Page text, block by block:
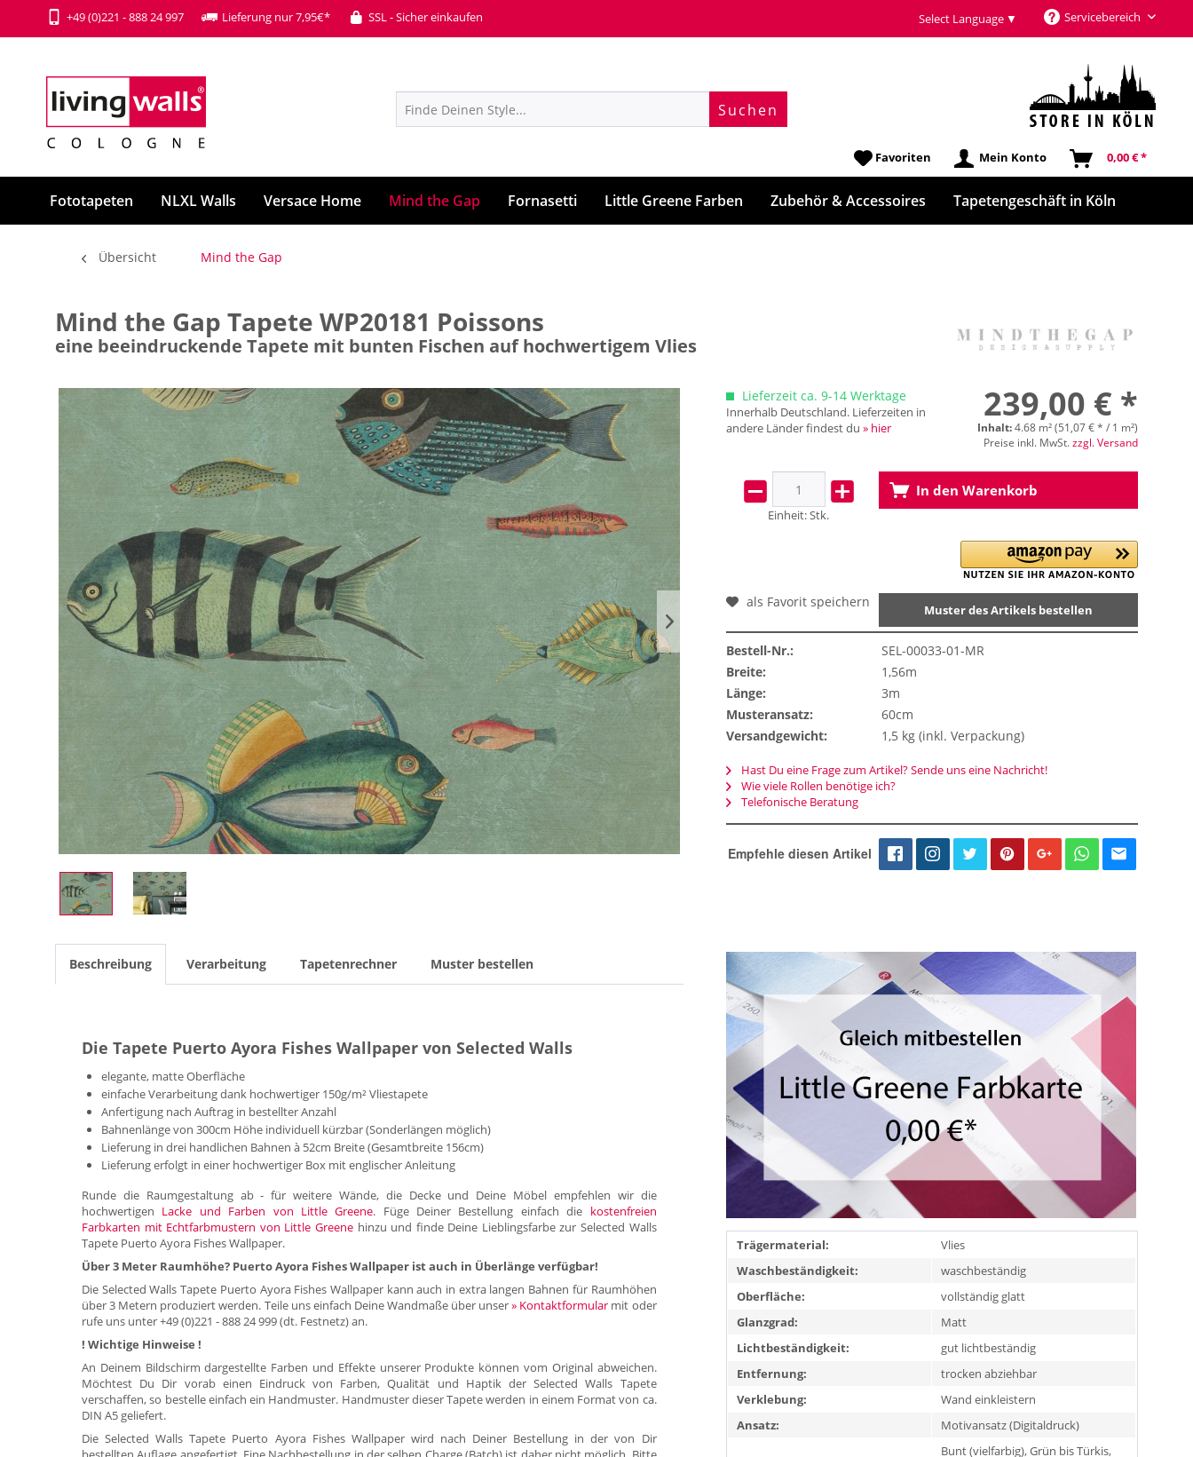
+49 (0)221 - 888 24 997 Lieferung nur 7,95€* SSL - Sicher einkaufen Servicebereich
Select Language ▼
Suchen
Favoriten Mein Konto 0,00 € *
Fototapeten NLXL Walls Versace Home Mind the Gap Fornasetti Little Greene Farben Zubehör & Accessoires Tapetengeschäft in Köln
Übersicht Mind the Gap
Mind the Gap Tapete WP20181 Poissons
eine beeindruckende Tapete mit bunten Fischen auf hochwertigem Vlies
Lieferzeit ca. 9-14 Werktage
Innerhalb Deutschland. Lieferzeiten in
andere Länder findest du» hier
239,00 € *
Inhalt:4.68 m² (51,07 € * / 1 m²)
Preise inkl. MwSt.zzgl. Versand
Einheit:Stk.
In den Warenkorb
Muster des Artikels bestellen
als Favorit speichern
Bestell-Nr.:
SEL-00033-01-MR
Breite:
1,56m
Länge:
3m
Musteransatz:
60cm
Versandgewicht:
1,5 kg (inkl. Verpackung)
Hast Du eine Frage zum Artikel? Sende uns eine Nachricht!
Wie viele Rollen benötige ich?
Telefonische Beratung
Empfehle diesen Artikel
Trägermaterial:
Vlies
Waschbeständigkeit:
waschbeständig
Oberfläche:
vollständig glatt
Glanzgrad:
Matt
Lichtbeständigkeit:
gut lichtbeständig
Entfernung:
trocken abziehbar
Verklebung:
Wand einkleistern
Ansatz:
Motivansatz (Digitaldruck)
Bunt (vielfarbig), Grün bis Türkis,
Beschreibung Verarbeitung Tapetenrechner Muster bestellen
Die Tapete Puerto Ayora Fishes Wallpaper von Selected Walls
elegante, matte Oberfläche
einfache Verarbeitung dank hochwertiger 150g/m² Vliestapete
Anfertigung nach Auftrag in bestellter Anzahl
Bahnenlänge von 300cm Höhe individuell kürzbar (Sonderlängen möglich)
Lieferung in drei handlichen Bahnen à 52cm Breite (Gesamtbreite 156cm)
Lieferung erfolgt in einer hochwertiger Box mit englischer Anleitung
Runde die Raumgestaltung ab - für weitere Wände, die Decke und Deine Möbel empfehlen wir die
hochwertigen Lacke und Farben von Little Greene. Füge Deiner Bestellung einfach die kostenfreien
Farbkarten mit Echtfarbmustern von Little Greenehinzu und finde Deine Lieblingsfarbe zur Selected Walls
Tapete Puerto Ayora Fishes Wallpaper.
Über 3 Meter Raumhöhe? Puerto Ayora Fishes Wallpaper ist auch in Überlänge verfügbar!
Die Selected Walls Tapete Puerto Ayora Fishes Wallpaper kann auch in extra langen Bahnen für Raumhöhen
über 3 Metern produziert werden. Teile uns einfach Deine Wandmaße über unser» Kontaktformular mit oder
rufe uns unter +49 (0)221 - 888 24 999 (dt. Festnetz) an.
! Wichtige Hinweise !
An Deinem Bildschirm dargestellte Farben und Effekte unserer Produkte können vom Original abweichen.
Möchtest Du Dir vorab einen Eindruck von Farben, Qualität und Haptik der Selected Walls Tapete
verschaffen, so bestelle einfach ein Handmuster. Handmuster dieser Tapete werden in einem Format von ca.
DIN A5 geliefert.
Die Selected Walls Tapete Puerto Ayora Fishes Wallpaper wird nach Deiner Bestellung in der von Dir